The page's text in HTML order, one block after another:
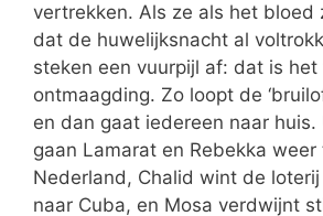
vertrekken. Als ze als het bloed
dat de huwelijksnacht al
steken een vuurpijl af: dat is
ontmaagding. Zo loopt de
en dan gaat iedereen naar
gaan Lamarat en Rebekka weer
Nederland, Chalid wint de
naar Cuba, en Mosa verdwijnt